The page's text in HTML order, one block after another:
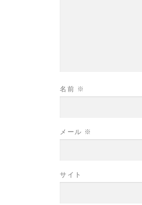
名前 ※
メール ※
サイト